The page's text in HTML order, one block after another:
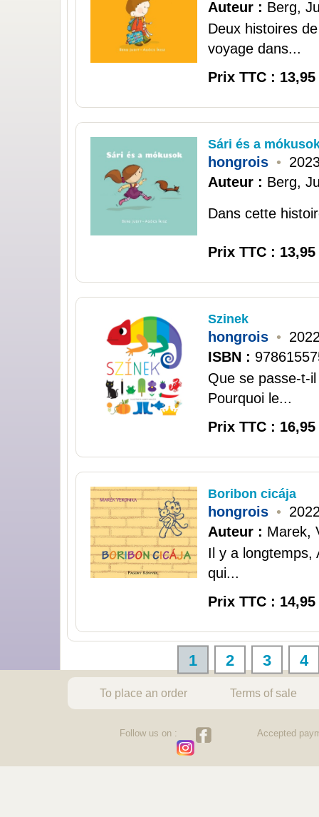
Auteur : Berg,
Deux histoires
voyage dans...
Prix TTC : 13,95
Sári és a
hongrois •
Auteur : Berg,
Dans cette
Prix TTC : 13,95
Szinek
hongrois •
ISBN :
Que se passe-t-
Pourquoi le...
Prix TTC : 16,95
Boribon cicája
hongrois •
Auteur : Marek,
Il y a longtemps,
qui...
Prix TTC : 14,95
1 2 3 4
To place an order Terms of sale
Follow us on : Accepted